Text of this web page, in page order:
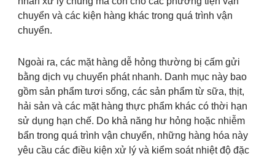
chuyển và các kiện hàng khác trong quá trình vận
chuyển.
Ngoài ra, các mặt hàng dễ hỏng thường bị cấm gửi
bằng dịch vụ chuyển phát nhanh. Danh mục này bao
gồm sản phẩm tươi sống, các sản phẩm từ sữa, thịt,
hải sản và các mặt hàng thực phẩm khác có thời hạn
sử dụng hạn chế. Do khả năng hư hỏng hoặc nhiễm
bẩn trong quá trình vận chuyển, những hàng hóa này
yêu cầu các điều kiện xử lý và kiểm soát nhiệt độ đặc